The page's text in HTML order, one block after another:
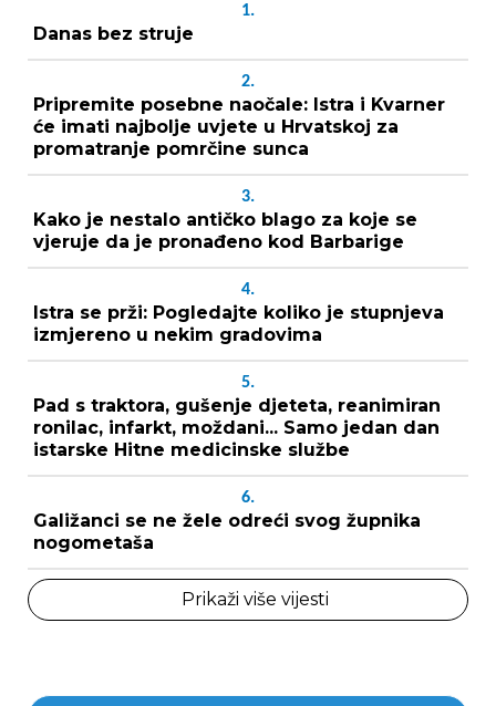
1.
Danas bez struje
2.
Pripremite posebne naočale: Istra i Kvarner
će imati najbolje uvjete u Hrvatskoj za
promatranje pomrčine sunca
3.
Kako je nestalo antičko blago za koje se
vjeruje da je pronađeno kod Barbarige
4.
Istra se prži: Pogledajte koliko je stupnjeva
izmjereno u nekim gradovima
5.
Pad s traktora, gušenje djeteta, reanimiran
ronilac, infarkt, moždani... Samo jedan dan
istarske Hitne medicinske službe
6.
Galižanci se ne žele odreći svog župnika
nogometaša
Prikaži više vijesti